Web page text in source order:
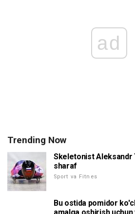
ad
Trending Now
Skeletonist Aleksandr
sharaf
Sport va Fitnes
Bu ostida pomidor